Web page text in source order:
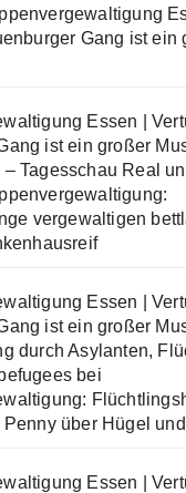
Gang ist ein
Essen |
ist ein großer
Tagesschau Real
vergewaltigen
Essen |
ist ein großer
durch Asylanten,
bei
über Hügel
Essen |